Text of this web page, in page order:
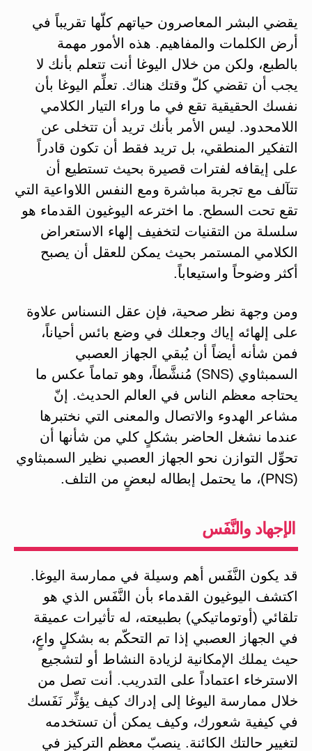
يقضي البشر المعاصرون حياتهم كلّها تقريباً في
أرض الكلمات والمفاهيم. هذه الأمور مهمة
بالطبع، ولكن من خلال اليوغا أنت تتعلم بأنك لا
يجب أن تقضي كلّ وقتك هناك. تعلِّم اليوغا بأن
نفسك الحقيقية تقع في ما وراء التيار الكلامي
اللامحدود. ليس الأمر بأنك تريد أن تتخلى عن
التفكير المنطقي، بل تريد فقط أن تكون قادراً
على إيقافه لفترات قصيرة بحيث تستطيع أن
تتآلف مع تجربة مباشرة ومع النفس اللاواعية التي
تقع تحت السطح. ما اخترعه اليوغيون القدماء هو
سلسلة من التقنيات لتخفيف إلهاء الاستعراض
الكلامي المستمر بحيث يمكن للعقل أن يصبح
أكثر وضوحاً واستيعاباً.
ومن وجهة نظر صحية، فإن عقل النسناس علاوة
على إلهائه إياك وجعلك في وضع بائس أحياناً،
فمن شأنه أيضاً أن يُبقي الجهاز العصبي
السمبثاوي (SNS) مُنشَّطاً، وهو تماماً عكس ما
يحتاجه معظم الناس في العالم الحديث. إنّ
مشاعر الهدوء والاتصال والمعنى التي نختبرها
عندما نشغل الحاضر بشكلٍ كلي من شأنها أن
تحوِّل التوازن نحو الجهاز العصبي نظير السمبثاوي
(PNS)، ما يحتمل إبطاله لبعضٍ من التلف.
الإجهاد والنَّفَس
قد يكون النَّفَس أهم وسيلة في ممارسة اليوغا.
اكتشف اليوغيون القدماء بأن النَّفَس الذي هو
تلقائي (أوتوماتيكي) بطبيعته، له تأثيرات عميقة
في الجهاز العصبي إذا تم التحكّم به بشكلٍ واعٍ،
حيث يملك الإمكانية لزيادة النشاط أو لتشجيع
الاسترخاء اعتماداً على التدريب. أنت تصل من
خلال ممارسة اليوغا إلى إدراك كيف يؤثِّر نَفَسك
في كيفية شعورك، وكيف يمكن أن تستخدمه
لتغيير حالتك الكائنة. ينصبّ معظم التركيز في